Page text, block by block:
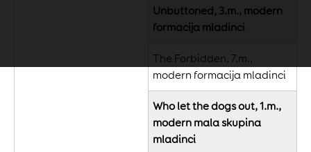
Unbuttoned, 3.m., modern
formacija mladinci
The Forbidden, 7.m.,
modern formacija mladinci
Who let the dogs out, 1.m.,
modern mala skupina
mladinci